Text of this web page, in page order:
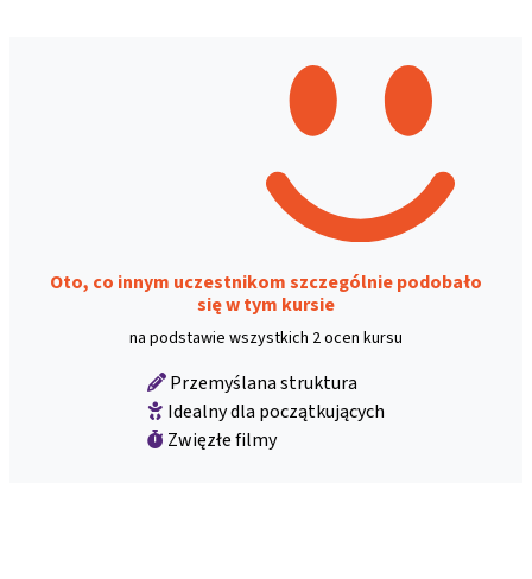
Oto, co innym uczestnikom szczególnie podobało
się w tym kursie
na podstawie wszystkich 2 ocen kursu
Przemyślana struktura
Idealny dla początkujących
Zwięzłe filmy